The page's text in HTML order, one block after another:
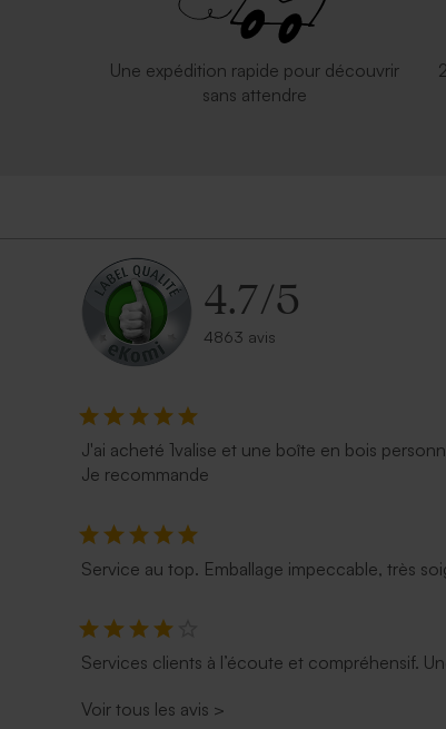
Une expédition rapide pour découvrir
sans attendre
4.7/5
4863 avis
J'ai acheté 1valise et une boîte en bois
Je recommande
Service au top. Emballage impeccable, très
Services clients à l’écoute et compréhensif.
Voir tous les avis >